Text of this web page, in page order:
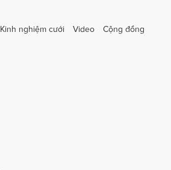
Kinh nghiệm cưới Video Cộng đồng